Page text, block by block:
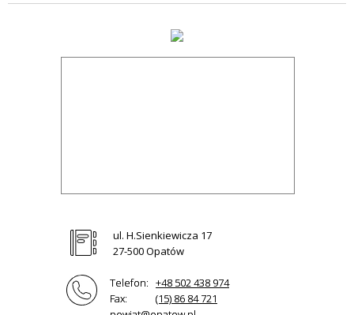
ul. H.Sienkiewicza 17
27-500 Opatów
Telefon: +48 502 438 974
Fax:
(15) 86 84 721